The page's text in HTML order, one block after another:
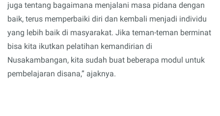
juga tentang bagaimana menjalani masa pidana dengan
baik, terus memperbaiki diri dan kembali menjadi individu
yang lebih baik di masyarakat. Jika teman-teman berminat
bisa kita ikutkan pelatihan kemandirian di
Nusakambangan, kita sudah buat beberapa modul untuk
pembelajaran disana,” ajaknya.